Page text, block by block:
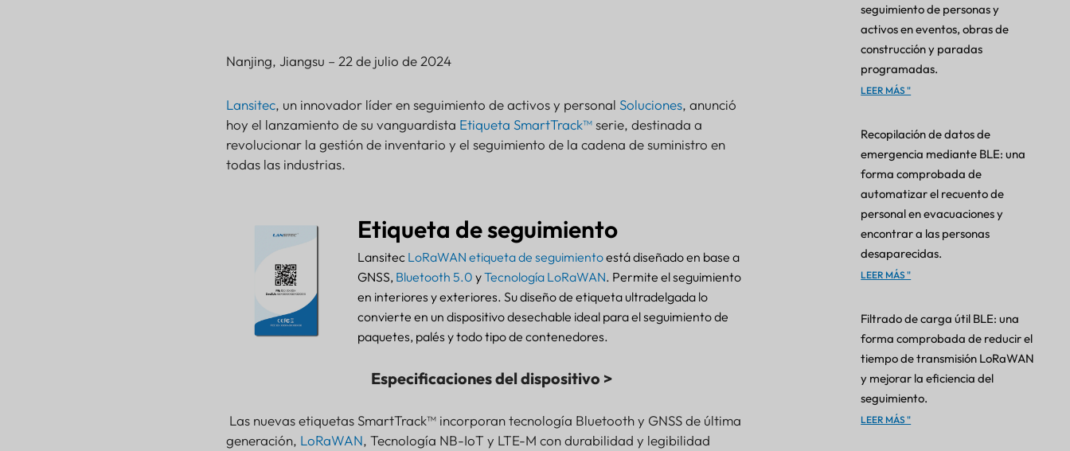
Nanjing, Jiangsu – 22 de julio de 2024
Lansitec, un innovador líder en seguimiento de activos y personal Soluciones, anunció
hoy el lanzamiento de su vanguardista Etiqueta SmartTrack™serie, destinada a
revolucionar la gestión de inventario y el seguimiento de la cadena de suministro en
todas las industrias.
Etiqueta de seguimiento
Lansitec LoRaWAN etiqueta de seguimientoestá diseñado en base a
GNSS, Bluetooth 5.0 yTecnología LoRaWAN. Permite el seguimiento
en interiores y exteriores. Su diseño de etiqueta ultradelgada lo
convierte en un dispositivo desechable ideal para el seguimiento de
paquetes, palés y todo tipo de contenedores.
Especificaciones del dispositivo >
Las nuevas etiquetas SmartTrack™ incorporan tecnología Bluetooth y GNSS de última
generación, LoRaWAN, Tecnología NB-IoT y LTE-M con durabilidad y legibilidad
seguimiento de personas y
activos en eventos, obras de
construcción y paradas
programadas.
LEER MÁS "
Recopilación de datos de
emergencia mediante BLE: una
forma comprobada de
automatizar el recuento de
personal en evacuaciones y
encontrar a las personas
desaparecidas.
LEER MÁS "
Filtrado de carga útil BLE: una
forma comprobada de reducir el
tiempo de transmisión LoRaWAN
y mejorar la eficiencia del
seguimiento.
LEER MÁS "